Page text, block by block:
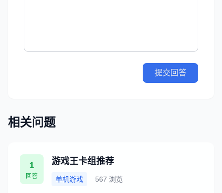
提交回答
相关问题
1
回答
游戏王卡组推荐
单机游戏 567 浏览